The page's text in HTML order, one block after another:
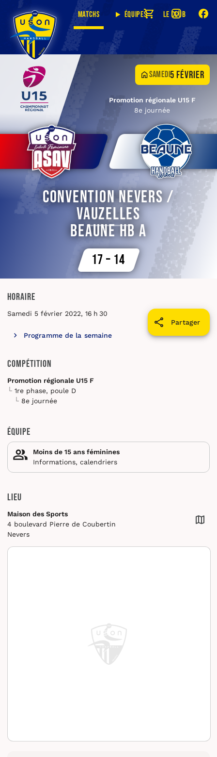
Matchs Équipes Le club
samedi5 février
Promotion régionale U15 F
8e journée
Convention Nevers /
Vauzelles
Beaune HB A
17 – 14
Horaire
Partager
Samedi 5 février 2022, 16 h 30
Programme de la semaine
Compétition
Promotion régionale U15 F
1re phase, poule D
8e journée
Équipe
Moins de 15 ans féminines
Informations, calendriers
Lieu
Maison des Sports
4 boulevard Pierre de Coubertin
Nevers